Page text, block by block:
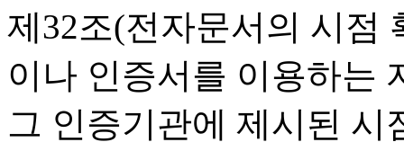
제32조(전자문서의 시점
이나 인증서를 이용하는
그 인증기관에 제시된 시